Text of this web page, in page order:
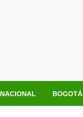
NACIONAL BOGOTÁ